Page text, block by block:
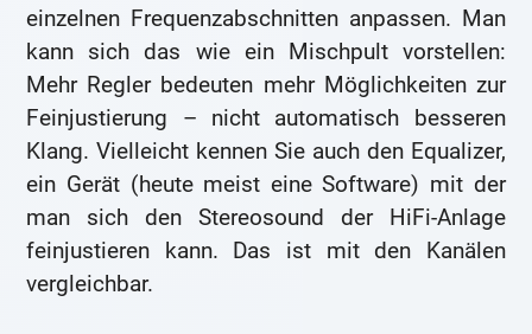
einzelnen Frequenzabschnitten anpassen. Man
kann sich das wie ein Mischpult vorstellen:
Mehr Regler bedeuten mehr Möglichkeiten zur
Feinjustierung – nicht automatisch besseren
Klang. Vielleicht kennen Sie auch den Equalizer,
ein Gerät (heute meist eine Software) mit der
man sich den Stereosound der HiFi-Anlage
feinjustieren kann. Das ist mit den Kanälen
vergleichbar.